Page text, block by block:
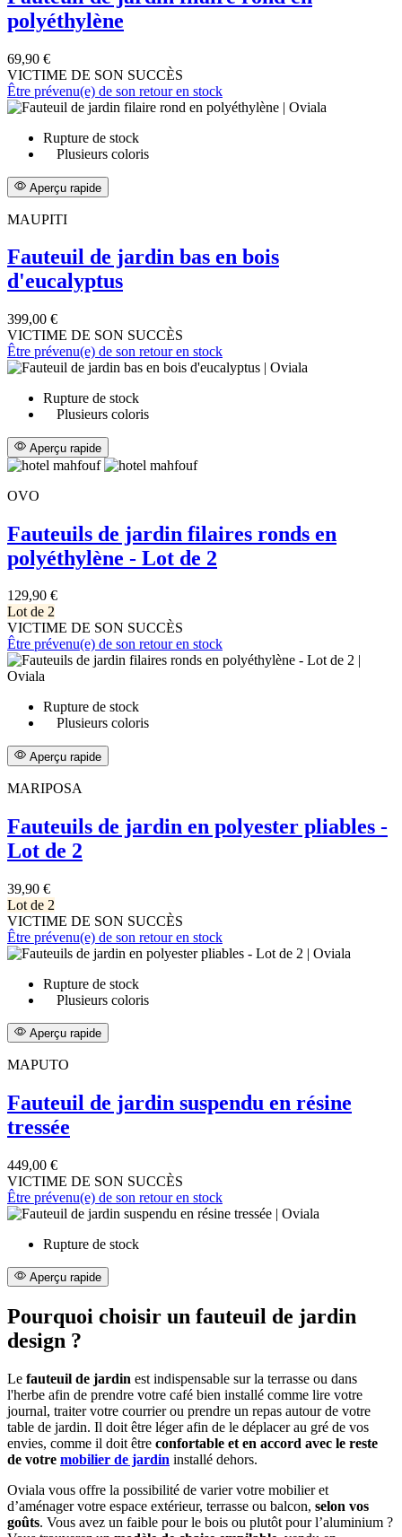
polyéthylène
69,90 €
VICTIME DE SON SUCCÈS
Être prévenu(e) de son retour en stock
Rupture de stock
Plusieurs coloris
Aperçu rapide
MAUPITI
Fauteuil de jardin bas en bois
d'eucalyptus
399,00 €
VICTIME DE SON SUCCÈS
Être prévenu(e) de son retour en stock
Rupture de stock
Plusieurs coloris
Aperçu rapide
OVO
Fauteuils de jardin filaires ronds en
polyéthylène - Lot de 2
129,90 €
Lot de 2
VICTIME DE SON SUCCÈS
Être prévenu(e) de son retour en stock
Rupture de stock
Plusieurs coloris
Aperçu rapide
MARIPOSA
Fauteuils de jardin en polyester pliables -
Lot de 2
39,90 €
Lot de 2
VICTIME DE SON SUCCÈS
Être prévenu(e) de son retour en stock
Rupture de stock
Plusieurs coloris
Aperçu rapide
MAPUTO
Fauteuil de jardin suspendu en résine
tressée
449,00 €
VICTIME DE SON SUCCÈS
Être prévenu(e) de son retour en stock
Rupture de stock
Aperçu rapide
Pourquoi choisir un fauteuil de jardin
design ?
Le fauteuil de jardin est indispensable sur la terrasse ou dans
l'herbe afin de prendre votre café bien installé comme lire votre
journal, traiter votre courrier ou prendre un repas autour de votre
table de jardin. Il doit être léger afin de le déplacer au gré de vos
envies, comme il doit être confortable et en accord avec le reste
de votre mobilier de jardin installé dehors.
Oviala vous offre la possibilité de varier votre mobilier et
d’aménager votre espace extérieur, terrasse ou balcon, selon vos
goûts. Vous avez un faible pour le bois ou plutôt pour l’aluminium ?